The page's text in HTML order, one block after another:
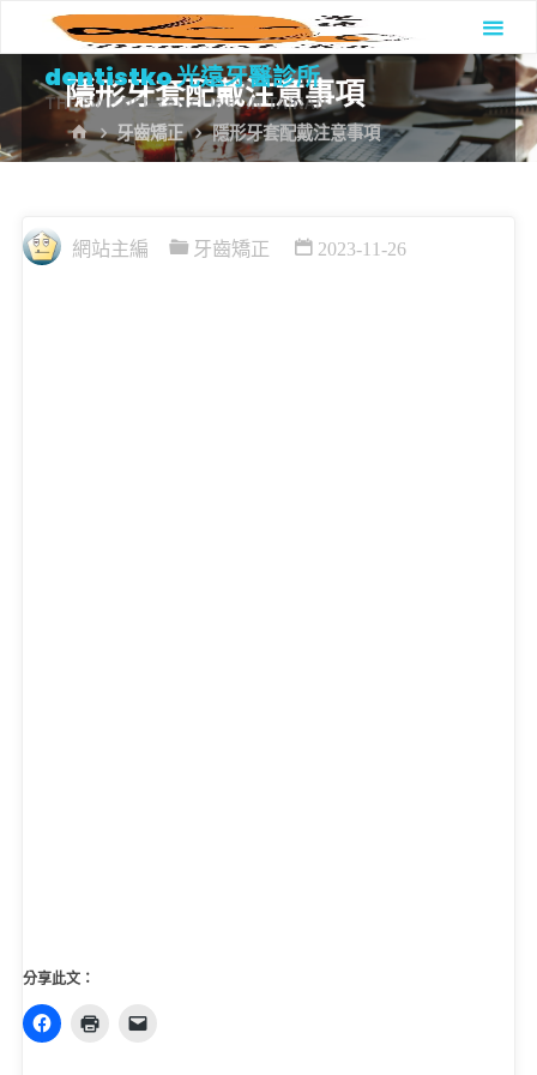
to
content
dentistko 光遠牙醫診所
THE FINE DENTAL CLINIC IN TAINAN
隱形牙套配戴注意事項
HOME牙齒矯正 隱形牙套配戴注意事項
網站主編 牙齒矯正 2023-11-26
分享此文：